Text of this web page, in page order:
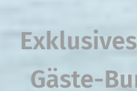
Gäste-